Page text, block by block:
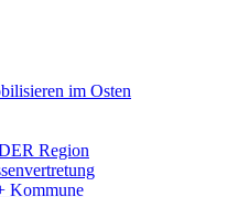
im Osten
Region
Kommune